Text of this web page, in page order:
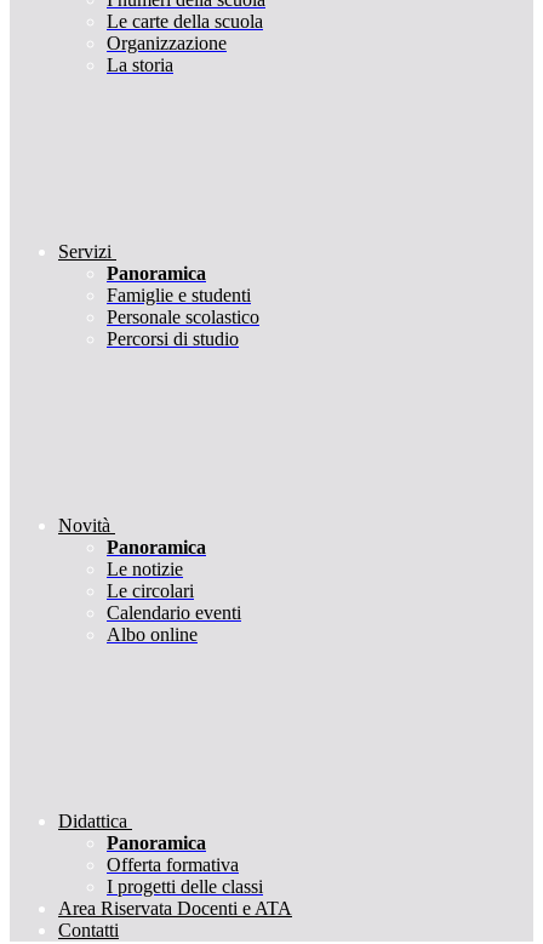
Le carte della scuola
Organizzazione
La storia
Servizi
Panoramica
Famiglie e studenti
Personale scolastico
Percorsi di studio
Novità
Panoramica
Le notizie
Le circolari
Calendario eventi
Albo online
Didattica
Panoramica
Offerta formativa
I progetti delle classi
Area Riservata Docenti e ATA
Contatti